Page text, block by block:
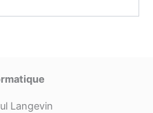
Langevin